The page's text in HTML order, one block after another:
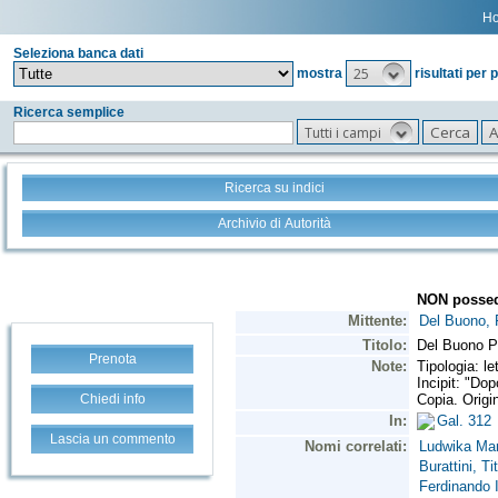
Seleziona banca dati
mostra
25 risultati per
Ricerca semplice
Tutti i campi
Ricerca su indici
Archivio di Autorità
Prenota
Chiedi info
Lascia un commento